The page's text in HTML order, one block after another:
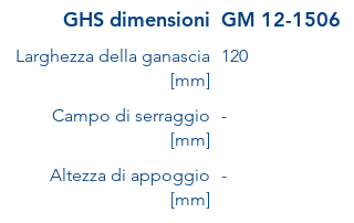
GHS dimensioni GM 12-1506
Larghezza della ganascia
[mm]
120
Campo di serraggio
[mm]
-
Altezza di appoggio
[mm]
-